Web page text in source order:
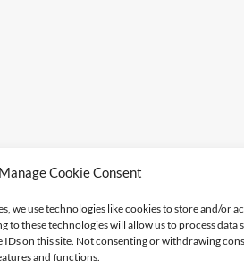
Manage Cookie Consent
we use technologies like cookies to store and/or
to these technologies will allow us to process data
on this site. Not consenting or withdrawing
and functions.